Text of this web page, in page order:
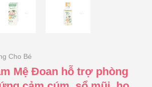
Cho Bé
Mệ Đoan hỗ trợ phòng